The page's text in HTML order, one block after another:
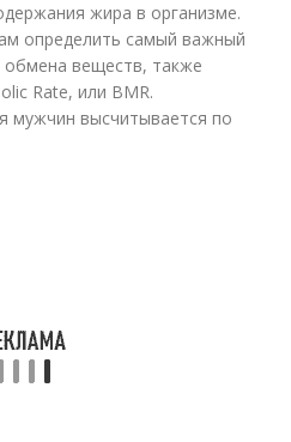
жира в организме.
определить самый важный
обмена веществ, также
Rate, или BMR.
мужчин высчитывается по